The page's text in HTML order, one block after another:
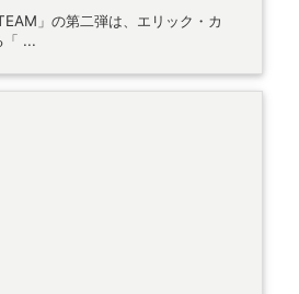
」の第二弾は、エリック・カ
「 ...